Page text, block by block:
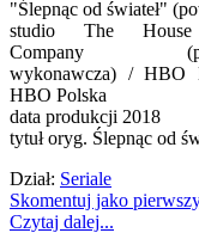
"Ślepnąc od świateł"
studio The
Company
wykonawcza) / HBO
HBO Polska
data produkcji 2018
tytuł oryg. Ślepnąc od
Dział: Seriale
Skomentuj jako
Czytaj dalej...